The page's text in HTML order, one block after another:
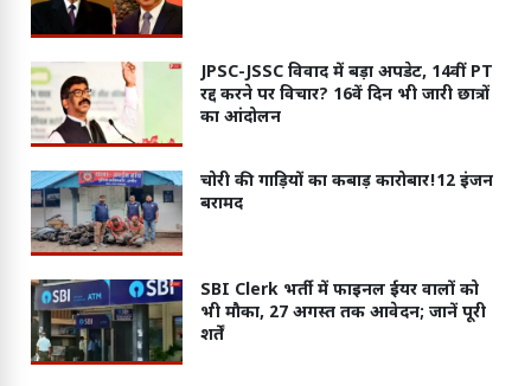
JPSC-JSSC विवाद में बड़ा अपडेट, 14वीं PT
रद्द करने पर विचार? 16वें दिन भी जारी छात्रों
का आंदोलन
चोरी की गाड़ियों का कबाड़ कारोबार!12 इंजन
बरामद
SBI Clerk भर्ती में फाइनल ईयर वालों को
भी मौका, 27 अगस्त तक आवेदन; जानें पूरी
शर्तें